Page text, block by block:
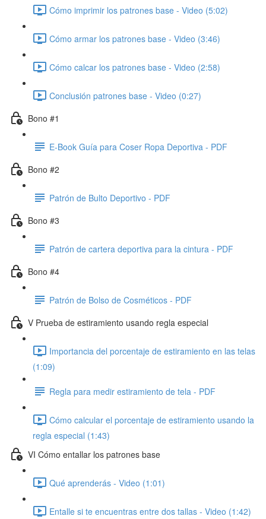
Cómo imprimir los patrones base - Video (5:02)
Cómo armar los patrones base - Video (3:46)
Cómo calcar los patrones base - Video (2:58)
Conclusión patrones base - Video (0:27)
Bono #1
E-Book Guía para Coser Ropa Deportiva - PDF
Bono #2
Patrón de Bulto Deportivo - PDF
Bono #3
Patrón de cartera deportiva para la cintura - PDF
Bono #4
Patrón de Bolso de Cosméticos - PDF
V Prueba de estiramiento usando regla especial
Importancia del porcentaje de estiramiento en las telas
(1:09)
Regla para medir estiramiento de tela - PDF
Cómo calcular el porcentaje de estiramiento usando la
regla especial (1:43)
VI Cómo entallar los patrones base
Qué aprenderás - Video (1:01)
Entalle si te encuentras entre dos tallas - Video (1:42)